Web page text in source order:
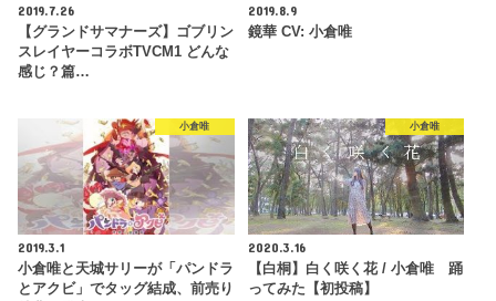
2019.7.26
【グランドサマナーズ】ゴブリン
スレイヤーコラボTVCM1 どんな
感じ？篇…
2019.8.9
鏡華 CV: 小倉唯
小倉唯
2019.3.1
小倉唯と天城サリーが「パンドラ
とアクビ」でタッグ結成、前売り
小倉唯
2020.3.16
【白桐】白く咲く花 / 小倉唯 踊
ってみた【初投稿】